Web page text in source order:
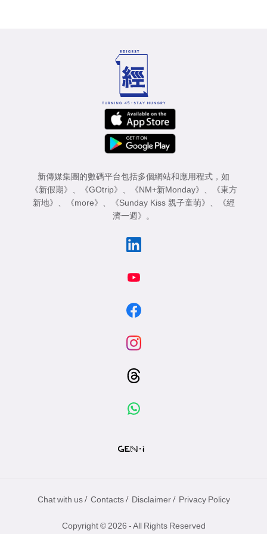
新傳媒集團的數碼平台包括多個網站和應用程式，如
《新假期》
《GOtrip》 《NM+新Monday》
《東方
新地》
《more》 《Sunday Kiss 親子童萌》
《經
濟一週》
。
Chat with us / Contacts / Disclaimer / Privacy Policy
Copyright © 2026 - All Rights Reserved